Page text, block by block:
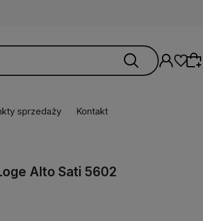
lub zaloguj się, aby przywrócić dodane
produkty do listy z poprzedniej sesji.
sprzedaży Kontakt
Alto Sati 5602